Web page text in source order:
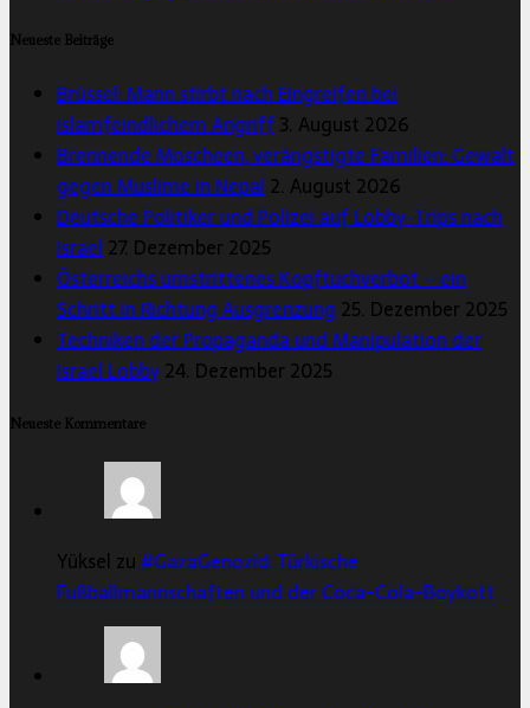
Neueste Beiträge
Brüssel: Mann stirbt nach Eingreifen bei
islamfeindlichem Angriff3. August 2026
Brennende Moscheen, verängstigte Familien: Gewalt
gegen Muslime in Nepal 2. August 2026
Deutsche Politiker und Polizei auf Lobby-Trips nach
Israel 27. Dezember 2025
Österreichs umstrittenes Kopftuchverbot – ein
Schritt in Richtung Ausgrenzung 25. Dezember 2025
Techniken der Propaganda und Manipulation der
Israel Lobby24. Dezember 2025
Neueste Kommentare
Yüksel zu#GazaGenozid: Türkische
Fußballmannschaften und der Coca-Cola-Boykott